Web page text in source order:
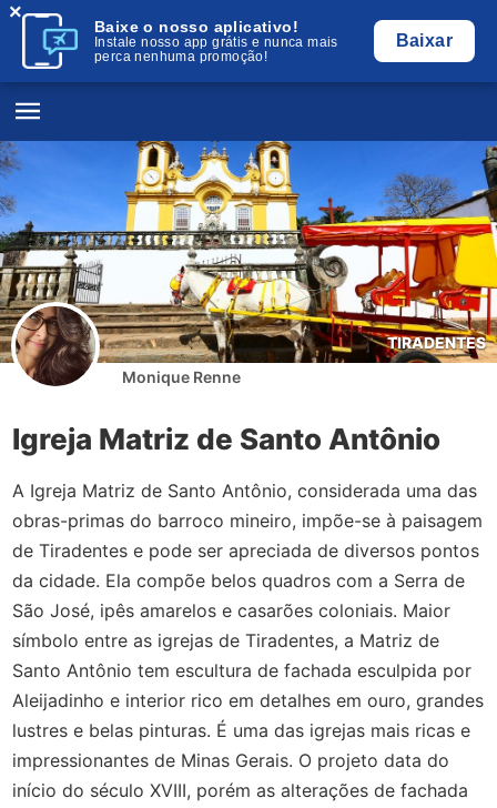
Baixe o nosso aplicativo!
Instale nosso app grátis e nunca mais
perca nenhuma promoção!
Baixar
×
TIRADENTES
Monique Renne
Igreja Matriz de Santo Antônio
A Igreja Matriz de Santo Antônio, considerada uma das
obras-primas do barroco mineiro, impõe-se à paisagem
de Tiradentes e pode ser apreciada de diversos pontos
da cidade. Ela compõe belos quadros com a Serra de
São José, ipês amarelos e casarões coloniais. Maior
símbolo entre as igrejas de Tiradentes, a Matriz de
Santo Antônio tem escultura de fachada esculpida por
Aleijadinho e interior rico em detalhes em ouro, grandes
lustres e belas pinturas. É uma das igrejas mais ricas e
impressionantes de Minas Gerais. O projeto data do
início do século XVIII, porém as alterações de fachada